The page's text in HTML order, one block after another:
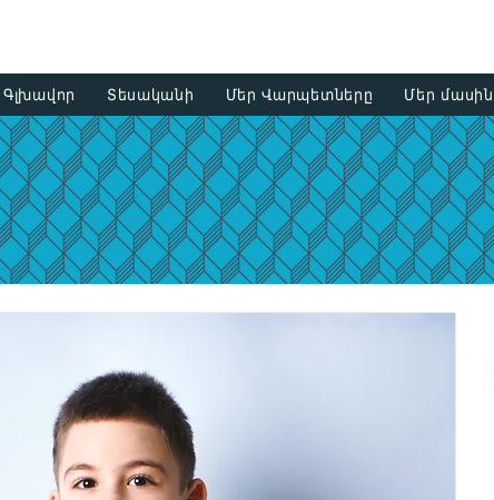
Գլխավոր Տեսականի Մեր Վարպետները Մեր մասին